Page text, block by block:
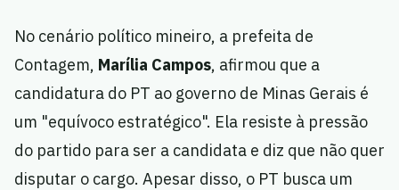
No cenário político mineiro, a prefeita de
Contagem, Marília Campos, afirmou que a
candidatura do PT ao governo de Minas Gerais é
um "equívoco estratégico". Ela resiste à pressão
do partido para ser a candidata e diz que não quer
disputar o cargo. Apesar disso, o PT busca um